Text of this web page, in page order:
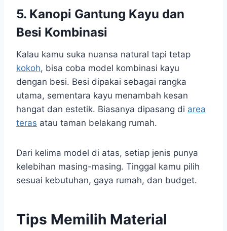
5. Kanopi Gantung Kayu dan
Besi Kombinasi
Kalau kamu suka nuansa natural tapi tetap
kokoh, bisa coba model kombinasi kayu
dengan besi. Besi dipakai sebagai rangka
utama, sementara kayu menambah kesan
hangat dan estetik. Biasanya dipasang di area
teras atau taman belakang rumah.
Dari kelima model di atas, setiap jenis punya
kelebihan masing-masing. Tinggal kamu pilih
sesuai kebutuhan, gaya rumah, dan budget.
Tips Memilih Material